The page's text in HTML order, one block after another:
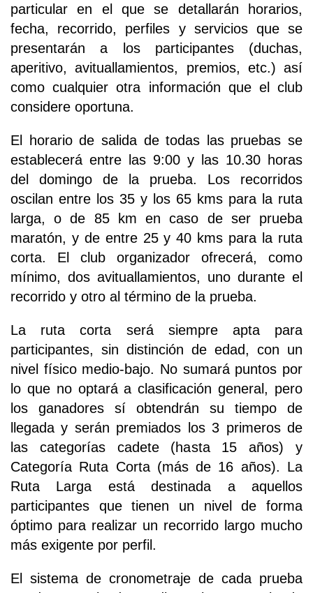
particular en el que se detallarán horarios,
fecha, recorrido, perfiles y servicios que se
presentarán a los participantes (duchas,
aperitivo, avituallamientos, premios, etc.) así
como cualquier otra información que el club
considere oportuna.
El horario de salida de todas las pruebas se
establecerá entre las 9:00 y las 10.30 horas
del domingo de la prueba. Los recorridos
oscilan entre los 35 y los 65 kms para la ruta
larga, o de 85 km en caso de ser prueba
maratón, y de entre 25 y 40 kms para la ruta
corta. El club organizador ofrecerá, como
mínimo, dos avituallamientos, uno durante el
recorrido y otro al término de la prueba.
La ruta corta será siempre apta para
participantes, sin distinción de edad, con un
nivel físico medio-bajo. No sumará puntos por
lo que no optará a clasificación general, pero
los ganadores sí obtendrán su tiempo de
llegada y serán premiados los 3 primeros de
las categorías cadete (hasta 15 años) y
Categoría Ruta Corta (más de 16 años). La
Ruta Larga está destinada a aquellos
participantes que tienen un nivel de forma
óptimo para realizar un recorrido largo mucho
más exigente por perfil.
El sistema de cronometraje de cada prueba